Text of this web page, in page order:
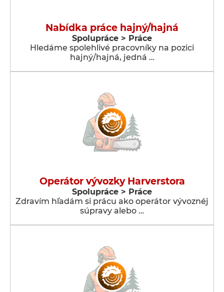
Nabídka práce hajný/hajná
Spolupráce > Práce
Hledáme spolehlivé pracovníky na pozici
hajný/hajná, jedná …
Operátor vývozky Harverstora
Spolupráce > Práce
Zdravím hľadám si prácu ako operátor vývoznéj
súpravy alebo …